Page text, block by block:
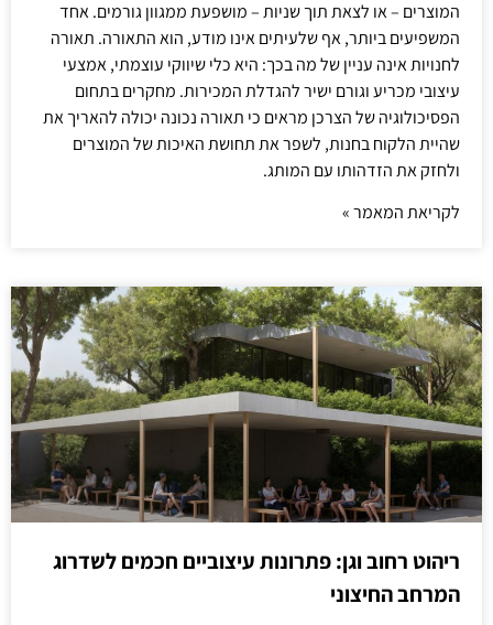
המוצרים – או לצאת תוך שניות – מושפעת ממגוון גורמים. אחד
המשפיעים ביותר, אף שלעיתים אינו מודע, הוא התאורה. תאורה
לחנויות אינה עניין של מה בכך: היא כלי שיווקי עוצמתי, אמצעי
עיצובי מכריע וגורם ישיר להגדלת המכירות. מחקרים בתחום
הפסיכולוגיה של הצרכן מראים כי תאורה נכונה יכולה להאריך את
שהיית הלקוח בחנות, לשפר את תחושת האיכות של המוצרים
ולחזק את הזדהותו עם המותג.
לקריאת המאמר »
ריהוט רחוב וגן: פתרונות עיצוביים חכמים לשדרוג
המרחב החיצוני